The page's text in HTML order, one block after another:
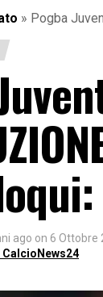
» Pogba
ago on 6 Ottobre
CalcioNews24